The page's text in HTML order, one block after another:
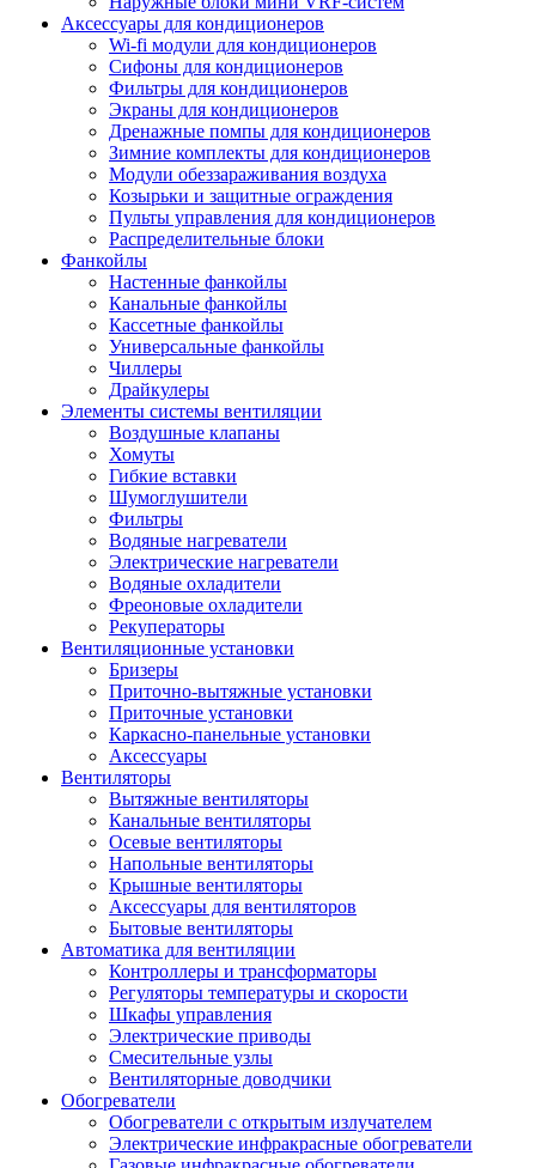
Аксессуары для кондиционеров
Wi-fi модули для кондиционеров
Сифоны для кондиционеров
Фильтры для кондиционеров
Экраны для кондиционеров
Дренажные помпы для кондиционеров
Зимние комплекты для кондиционеров
Модули обеззараживания воздуха
Козырьки и защитные ограждения
Пульты управления для кондиционеров
Распределительные блоки
Фанкойлы
Настенные фанкойлы
Канальные фанкойлы
Кассетные фанкойлы
Универсальные фанкойлы
Чиллеры
Драйкулеры
Элементы системы вентиляции
Воздушные клапаны
Хомуты
Гибкие вставки
Шумоглушители
Фильтры
Водяные нагреватели
Электрические нагреватели
Водяные охладители
Фреоновые охладители
Рекуператоры
Вентиляционные установки
Бризеры
Приточно-вытяжные установки
Приточные установки
Каркасно-панельные установки
Аксессуары
Вентиляторы
Вытяжные вентиляторы
Канальные вентиляторы
Осевые вентиляторы
Напольные вентиляторы
Крышные вентиляторы
Аксессуары для вентиляторов
Бытовые вентиляторы
Автоматика для вентиляции
Контроллеры и трансформаторы
Регуляторы температуры и скорости
Шкафы управления
Электрические приводы
Смесительные узлы
Вентиляторные доводчики
Обогреватели
Обогреватели с открытым излучателем
Электрические инфракрасные обогреватели